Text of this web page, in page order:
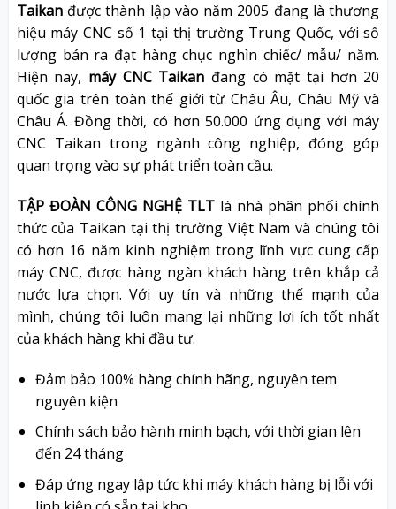
Taikanđược thành lập vào năm 2005 đang là thương
hiệu máy CNC số 1 tại thị trường Trung Quốc, với số
lượng bán ra đạt hàng chục nghìn chiếc/ mẫu/ năm.
Hiện nay, máy CNC Taikan đang có mặt tại hơn 20
quốc gia trên toàn thế giới từ Châu Âu, Châu Mỹ và
Châu Á. Đồng thời, có hơn 50.000 ứng dụng với máy
CNC Taikan trong ngành công nghiệp, đóng góp
quan trọng vào sự phát triển toàn cầu.
TẬP ĐOÀN CÔNG NGHỆ TLTlà nhà phân phối chính
thức của Taikan tại thị trường Việt Nam và chúng tôi
có hơn 16 năm kinh nghiệm trong lĩnh vực cung cấp
máy CNC, được hàng ngàn khách hàng trên khắp cả
nước lựa chọn. Với uy tín và những thế mạnh của
mình, chúng tôi luôn mang lại những lợi ích tốt nhất
của khách hàng khi đầu tư.
Đảm bảo 100% hàng chính hãng, nguyên tem
nguyên kiện
Chính sách bảo hành minh bạch, với thời gian lên
đến 24 tháng
Đáp ứng ngay lập tức khi máy khách hàng bị lỗi với